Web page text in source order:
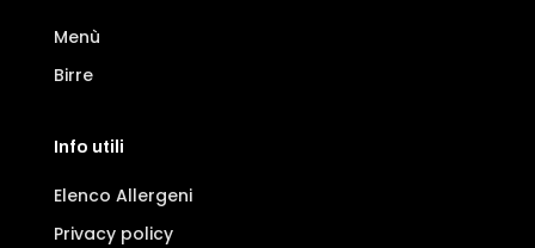
Menù
Birre
Info utili
Elenco Allergeni
Privacy policy